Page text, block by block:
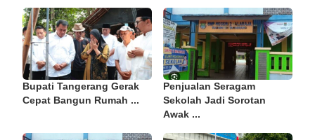
Bupati Tangerang Gerak
Cepat Bangun Rumah ...
Penjualan Seragam
Sekolah Jadi Sorotan
Awak ...